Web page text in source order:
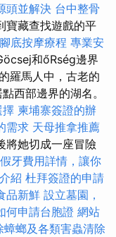
頭並解決 台中整骨
寶藏查找遊戲的平
底按摩療程 專業安
和őRség邊界
羅馬人中，古老的
西部邊界的湖名。
擇 柬埔寨簽證的辦
需求 天母推拿推薦
將她切成一座冒險
假牙費用詳情，讓你
紹 杜拜簽證的申請
品新鮮 設立墓園，
何申請台胞證 網站
螂及各類害蟲清除